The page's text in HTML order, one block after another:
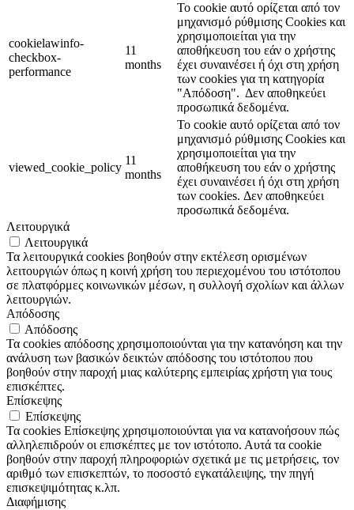
cookielawinfo-
checkbox-
performance
11
months
Το cookie αυτό ορίζεται από τον
μηχανισμό ρύθμισης Cookies και
χρησιμοποιείται για την
αποθήκευση του εάν ο χρήστης
έχει συναινέσει ή όχι στη χρήση
των cookies για τη κατηγορία
"Απόδοση". Δεν αποθηκεύει
προσωπικά δεδομένα.
viewed_cookie_policy
11
months
Το cookie αυτό ορίζεται από τον
μηχανισμό ρύθμισης Cookies και
χρησιμοποιείται για την
αποθήκευση του εάν ο χρήστης
έχει συναινέσει ή όχι στη χρήση
των cookies. Δεν αποθηκεύει
προσωπικά δεδομένα.
Λειτουργικά
Λειτουργικά
Τα λειτουργικά cookies βοηθούν στην εκτέλεση ορισμένων
λειτουργιών όπως η κοινή χρήση του περιεχομένου του ιστότοπου
σε πλατφόρμες κοινωνικών μέσων, η συλλογή σχολίων και άλλων
λειτουργιών.
Απόδοσης
Απόδοσης
Τα cookies απόδοσης χρησιμοποιούνται για την κατανόηση και την
ανάλυση των βασικών δεικτών απόδοσης του ιστότοπου που
βοηθούν στην παροχή μιας καλύτερης εμπειρίας χρήστη για τους
επισκέπτες.
Επίσκεψης
Επίσκεψης
Τα cookies Επίσκεψης χρησιμοποιούνται για να κατανοήσουν πώς
αλληλεπιδρούν οι επισκέπτες με τον ιστότοπο. Αυτά τα cookie
βοηθούν στην παροχή πληροφοριών σχετικά με τις μετρήσεις, τον
αριθμό των επισκεπτών, το ποσοστό εγκατάλειψης, την πηγή
επισκεψιμότητας κ.λπ.
Διαφήμισης